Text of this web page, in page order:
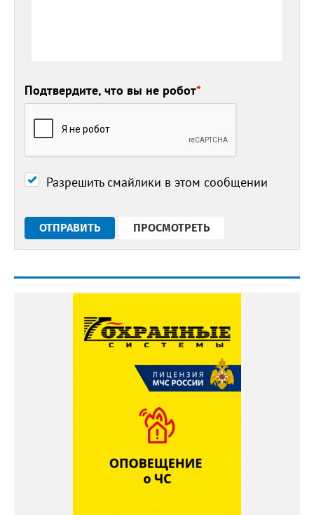
Подтвердите, что вы не робот*
Разрешить смайлики в этом сообщении